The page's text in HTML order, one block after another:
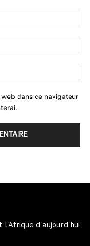
dans ce navigateur
l'Afrique d'aujourd'hui